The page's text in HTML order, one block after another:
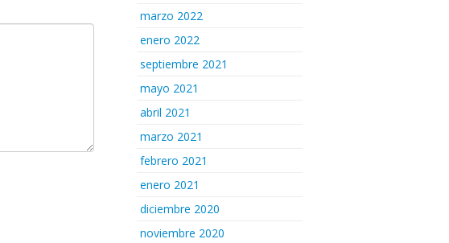
marzo 2022
enero 2022
septiembre 2021
mayo 2021
abril 2021
marzo 2021
febrero 2021
enero 2021
diciembre 2020
noviembre 2020